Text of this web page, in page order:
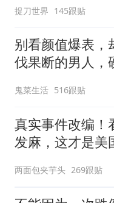
捉刀世界 145跟贴
别看颜值爆表，
伐果断的男人，
鬼菜生活 516跟贴
真实事件改编！
发麻，这才是美
两面包夹芋头 269跟贴